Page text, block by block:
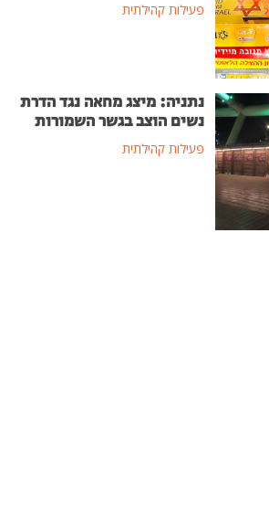
פעילות קהילתית
נתניה: מיצג מחאה נגד הדרת
נשים הוצב בגשר השמורות
פעילות קהילתית